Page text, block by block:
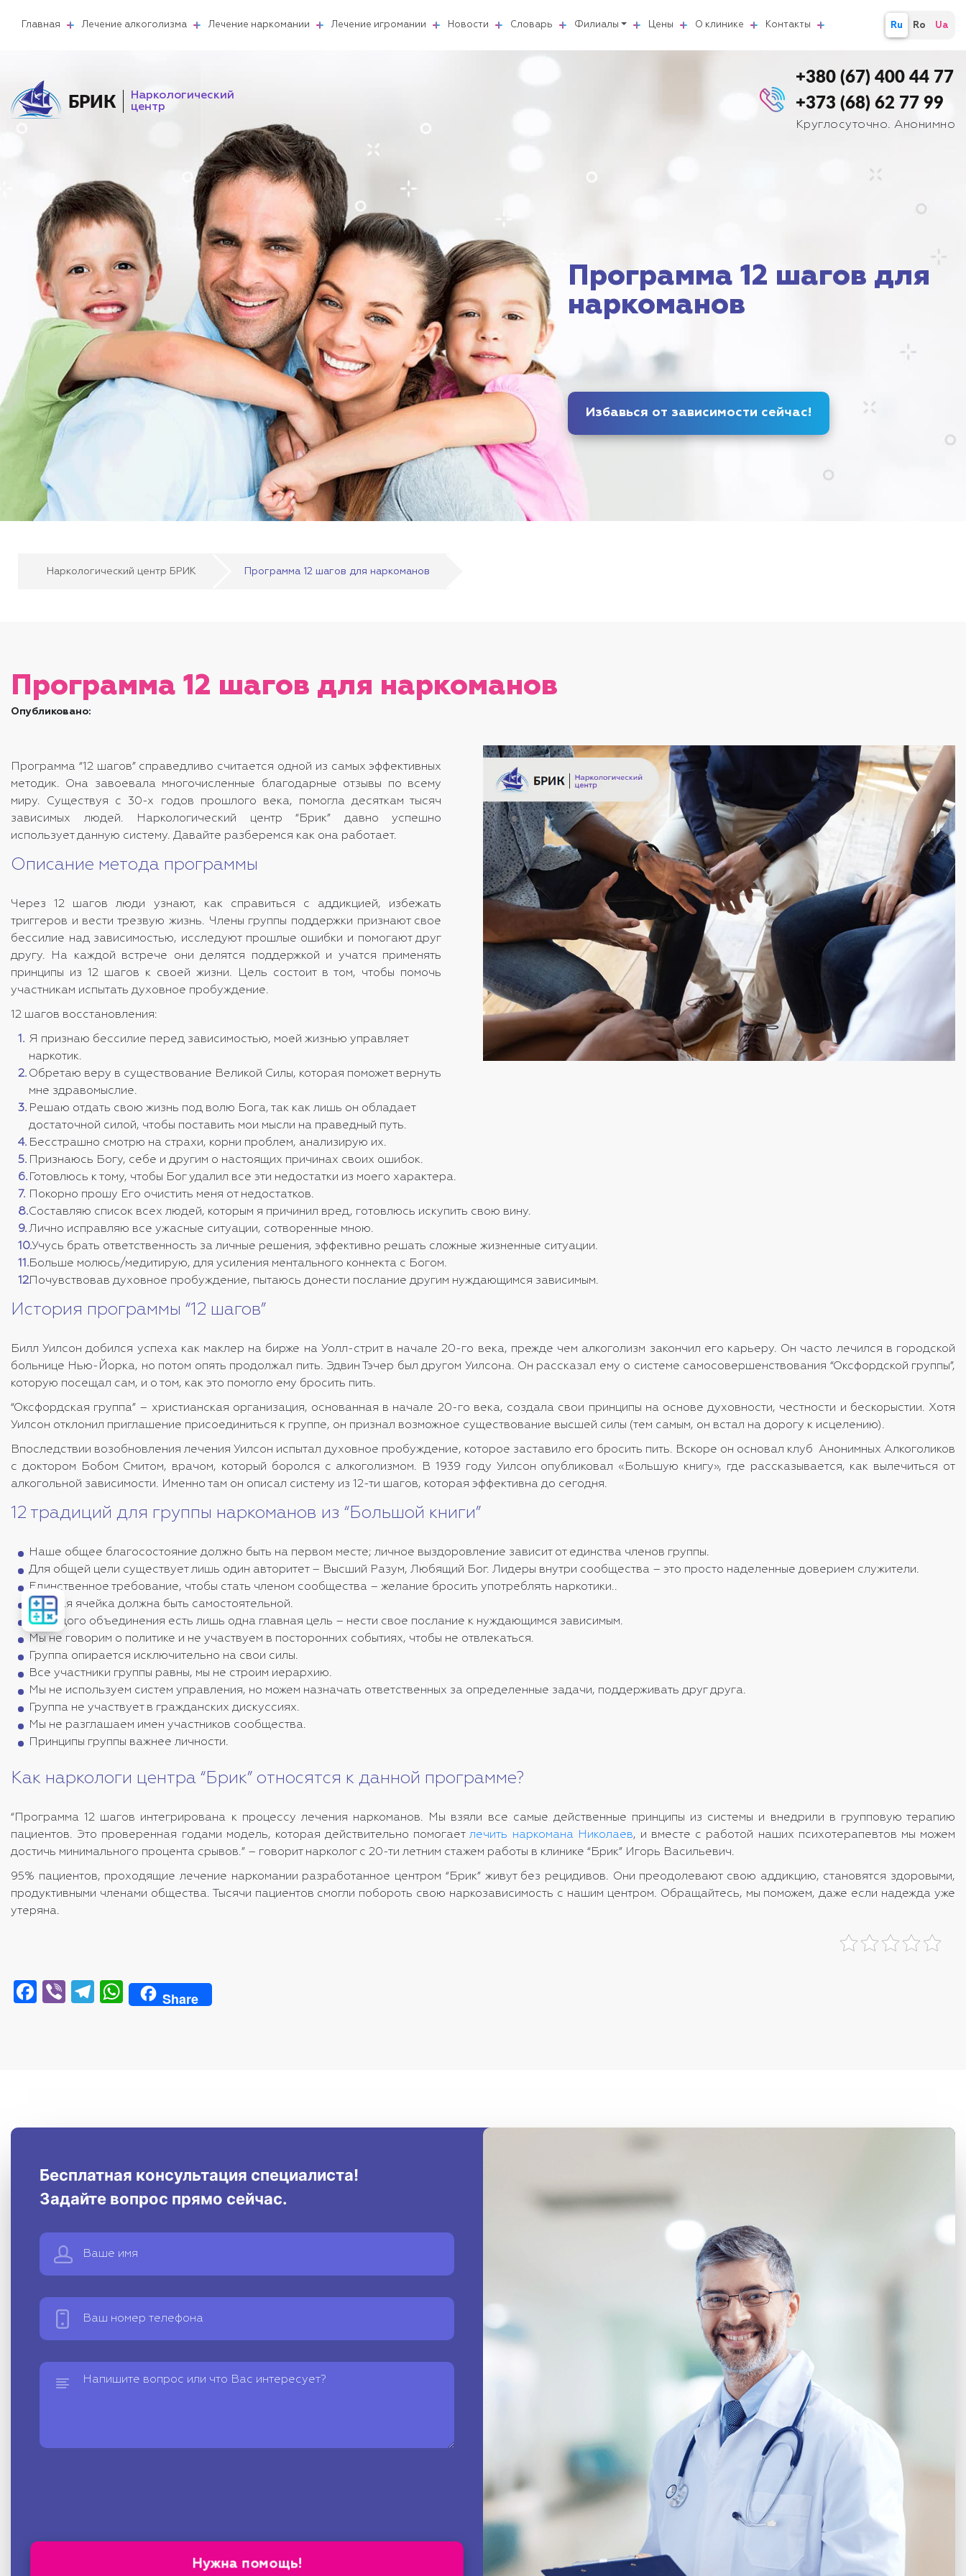
Главная Лечение алкоголизма Лечение наркомании Лечение игромании Новости Словарь Филиалы Цены О клинике Контакты Ru Ro Ua
БРИК
Наркологический
центр
+380 (67) 400 44 77
+373 (68) 62 77 99
Круглосуточно. Анонимно
Программа 12 шагов для
наркоманов
Избавься от зависимости сейчас!
Наркологический центр БРИК Программа 12 шагов для наркоманов
Программа 12 шагов для наркоманов
Опубликовано:
Программа “12 шагов” справедливо считается одной из самых эффективных
методик. Она завоевала многочисленные благодарные отзывы по всему
миру. Существуя с 30-х годов прошлого века, помогла десяткам тысяч
зависимых людей.
Наркологический центр“Брик” давно успешно
использует данную систему. Давайте разберемся как она работает.
Описание метода программы
Через 12 шагов люди узнают, как справиться с аддикцией, избежать
триггеров и вести трезвую жизнь. Члены группы поддержки признают свое
бессилие над зависимостью, исследуют прошлые ошибки и помогают друг
другу. На каждой встрече они делятся поддержкой и учатся применять
принципы из 12 шагов к своей жизни. Цель состоит в том, чтобы помочь
участникам испытать духовное пробуждение.
12 шагов восстановления:
Я признаю бессилие перед зависимостью, моей жизнью управляет
наркотик.
Обретаю веру в существование Великой Силы, которая поможет вернуть
мне здравомыслие.
Решаю отдать свою жизнь под волю Бога, так как лишь он обладает
достаточной силой, чтобы поставить мои мысли на праведный путь.
Бесстрашно смотрю на страхи, корни проблем, анализирую их.
Признаюсь Богу, себе и другим о настоящих причинах своих ошибок.
Готовлюсь к тому, чтобы Бог удалил все эти недостатки из моего характера.
Покорно прошу Его очистить меня от недостатков.
Составляю список всех людей, которым я причинил вред, готовлюсь искупить свою вину.
Лично исправляю все ужасные ситуации, сотворенные мною.
Учусь брать ответственность за личные решения, эффективно решать сложные жизненные ситуации.
Больше молюсь/медитирую, для усиления ментального коннекта с Богом.
Почувствовав духовное пробуждение, пытаюсь донести послание другим нуждающимся зависимым.
История программы “12 шагов”
Билл Уилсон добился успеха как маклер на бирже на Уолл-стрит в начале 20-го века, прежде чем алкоголизм закончил его карьеру. Он часто лечился в городской
больнице Нью-Йорка, но потом опять продолжал пить. Эдвин Тэчер был другом Уилсона. Он рассказал ему о системе самосовершенствования “Оксфордской группы”,
которую посещал сам, и о том, как это помогло ему бросить пить.
“Оксфордская группа” – христианская организация, основанная в начале 20-го века, создала свои принципы на основе духовности, честности и бескорыстии. Хотя
Уилсон отклонил приглашение присоединиться к группе, он признал возможное существование высшей силы (тем самым, он встал на дорогу к исцелению).
Впоследствии возобновления лечения Уилсон испытал духовное пробуждение, которое заставило его бросить пить. Вскоре он основал клуб Анонимных Алкоголиков
с доктором Бобом Смитом, врачом, который боролся с алкоголизмом. В 1939 году Уилсон опубликовал «Большую книгу», где рассказывается, как вылечиться от
алкогольной зависимости. Именно там он описал систему из 12-ти шагов, которая эффективна до сегодня.
12 традиций для группы наркоманов из “Большой книги”
Наше общее благосостояние должно быть на первом месте; личное выздоровление зависит от единства членов группы.
Для общей цели существует лишь один авторитет – Высший Разум, Любящий Бог. Лидеры внутри сообщества – это просто наделенные доверием служители.
Единственное требование, чтобы стать членом сообщества – желание бросить употреблять наркотики..
Каждая ячейка должна быть самостоятельной.
У каждого объединения есть лишь одна главная цель – нести свое послание к нуждающимся зависимым.
Мы не говорим о политике и не участвуем в посторонних событиях, чтобы не отвлекаться.
Группа опирается исключительно на свои силы.
Все участники группы равны, мы не строим иерархию.
Мы не используем систем управления, но можем назначать ответственных за определенные задачи, поддерживать друг друга.
Группа не участвует в гражданских дискуссиях.
Мы не разглашаем имен участников сообщества.
Принципы группы важнее личности.
Как наркологи центра “Брик” относятся к данной программе?
“Программа 12 шагов интегрирована к процессу лечения наркоманов. Мы взяли все самые действенные принципы из системы и внедрили в групповую терапию
пациентов. Это проверенная годами модель, которая действительно помогаетлечить наркомана Николаев, и вместе с работой наших психотерапевтов мы можем
достичь минимального процента срывов.” – говорит нарколог с 20-ти летним стажем работы в клинике “Брик” Игорь Васильевич.
95% пациентов, проходящиелечение наркомании разработанное центром “Брик” живут без рецидивов. Они преодолевают свою аддикцию, становятся здоровыми,
продуктивными членами общества. Тысячи пациентов смогли побороть свою наркозависимость с нашим центром. Обращайтесь, мы поможем, даже если надежда уже
утеряна.
Facebook
ViberTelegram
WhatsApp
Share
Бесплатная консультация специалиста!
Задайте вопрос прямо сейчас.
Рассчитать
стоимость
лечения